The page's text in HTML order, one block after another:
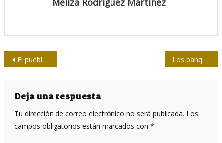
Navegación
entradas
El pueblo habló, ¿cachai? Los banqueteros y la Cooperativa Fotográfica
Deja una respuesta
Tu dirección de correo electrónico no será publicada. Los
campos obligatorios están marcados con *